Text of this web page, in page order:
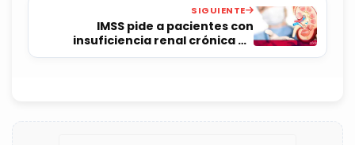
SIGUIENTE
IMSS pide a pacientes con
insuficiencia renal crónica no
suspender tratamiento durante